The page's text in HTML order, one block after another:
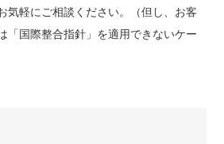
気軽にご相談ください。（但し、お客
「国際整合指針」を適用できないケー